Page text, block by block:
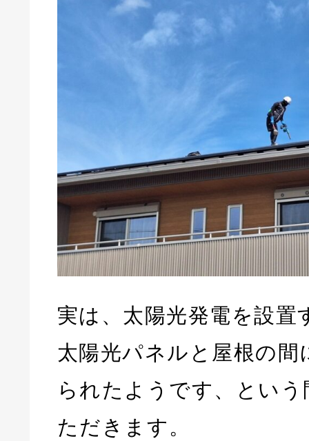
実は、太陽光発電を設置
太陽光パネルと屋根の間
られたようです、とい
ただきます。